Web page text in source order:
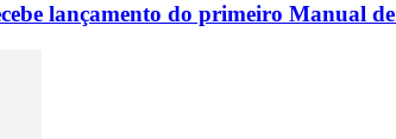
lançamento do primeiro Manual